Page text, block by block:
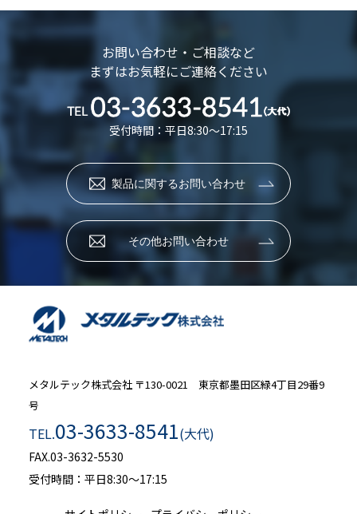
お問い合わせ・ご相談など
まずはお気軽にご連絡ください
受付時間：平日8:30～17:15
製品に関するお問い合わせ
その他お問い合わせ
メタルテック株式会社〒130-0021 東京都墨田区緑4丁目29番9
号
TEL.03-3633-8541(大代)
FAX.03-3632-5530
受付時間：平日8:30～17:15